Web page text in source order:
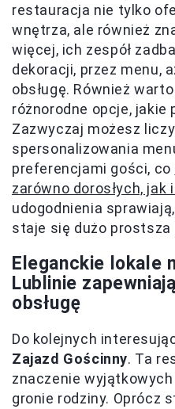
restauracja nie tylko
wnętrza, ale również
więcej, ich zespół
dekoracji, przez menu,
obsługę. Również
różnorodne opcje, jakie
Zazwyczaj możesz
spersonalizowania
preferencjami gości, co
zarówno dorosłych, jak
udogodnienia
staje się dużo prostsza
Eleganckie lokale
Lublinie
obsługę
Do kolejnych
Zajazd Gościnny. Ta
znaczenie
gronie rodziny. Oprócz